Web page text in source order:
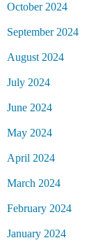
October 2024
September 2024
August 2024
July 2024
June 2024
May 2024
April 2024
March 2024
February 2024
January 2024